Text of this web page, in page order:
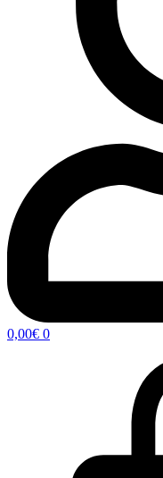
0,00€ 0